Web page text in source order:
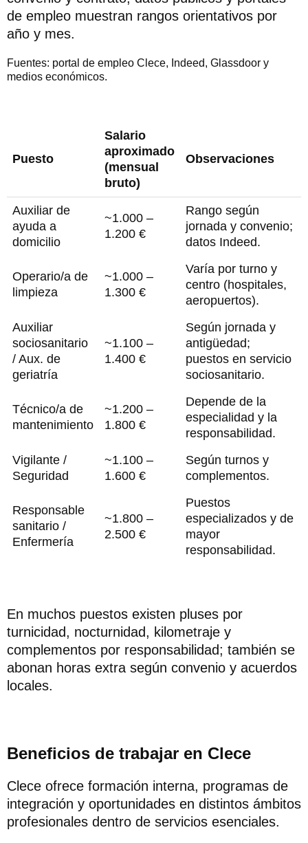
de empleo muestran rangos orientativos por
año y mes.
Fuentes: portal de empleo Clece, Indeed, Glassdoor y
medios económicos.
Puesto
Salario
aproximado
(mensual
bruto)
Observaciones
Auxiliar de
ayuda a
domicilio
~1.000 –
1.200 €
Rango según
jornada y convenio;
datos Indeed.
Operario/a de
limpieza
~1.000 –
1.300 €
Varía por turno y
centro (hospitales,
aeropuertos).
Auxiliar
sociosanitario
/ Aux. de
geriatría
~1.100 –
1.400 €
Según jornada y
antigüedad;
puestos en servicio
sociosanitario.
Técnico/a de
mantenimiento
~1.200 –
1.800 €
Depende de la
especialidad y la
responsabilidad.
Vigilante /
Seguridad
~1.100 –
1.600 €
Según turnos y
complementos.
Responsable
sanitario /
Enfermería
~1.800 –
2.500 €
Puestos
especializados y de
mayor
responsabilidad.
En muchos puestos existen pluses por
turnicidad, nocturnidad, kilometraje y
complementos por responsabilidad; también se
abonan horas extra según convenio y acuerdos
locales.
Beneficios de trabajar en Clece
Clece ofrece formación interna, programas de
integración y oportunidades en distintos ámbitos
profesionales dentro de servicios esenciales.